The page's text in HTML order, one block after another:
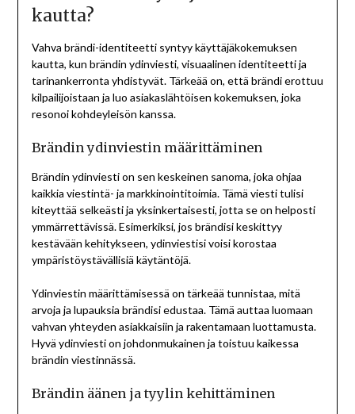
kautta?
Vahva brändi-identiteetti syntyy käyttäjäkokemuksen
kautta, kun brändin ydinviesti, visuaalinen identiteetti ja
tarinankerronta yhdistyvät. Tärkeää on, että brändi erottuu
kilpailijoistaan ja luo asiakaslähtöisen kokemuksen, joka
resonoi kohdeyleisön kanssa.
Brändin ydinviestin määrittäminen
Brändin ydinviesti on sen keskeinen sanoma, joka ohjaa
kaikkia viestintä- ja markkinointitoimia. Tämä viesti tulisi
kiteyttää selkeästi ja yksinkertaisesti, jotta se on helposti
ymmärrettävissä. Esimerkiksi, jos brändisi keskittyy
kestävään kehitykseen, ydinviestisi voisi korostaa
ympäristöystävällisiä käytäntöjä.
Ydinviestin määrittämisessä on tärkeää tunnistaa, mitä
arvoja ja lupauksia brändisi edustaa. Tämä auttaa luomaan
vahvan yhteyden asiakkaisiin ja rakentamaan luottamusta.
Hyvä ydinviesti on johdonmukainen ja toistuu kaikessa
brändin viestinnässä.
Brändin äänen ja tyylin kehittäminen